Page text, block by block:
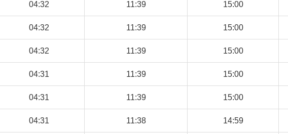
04:32 11:39 15:00
04:32 11:39 15:00
04:32 11:39 15:00
04:31 11:39 15:00
04:31 11:39 15:00
04:31 11:38 14:59